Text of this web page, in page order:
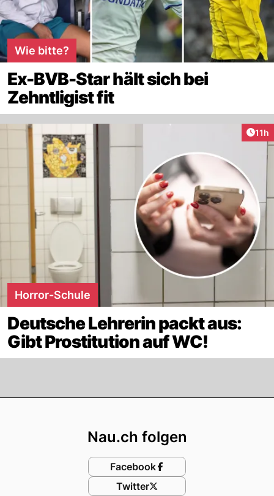
Wie bitte?
Ex-BVB-Star hält sich bei
Zehntligist fit
11h
Horror-Schule
Deutsche Lehrerin packt aus:
Gibt Prostitution auf WC!
Nau.ch folgen
Facebook
Twitter